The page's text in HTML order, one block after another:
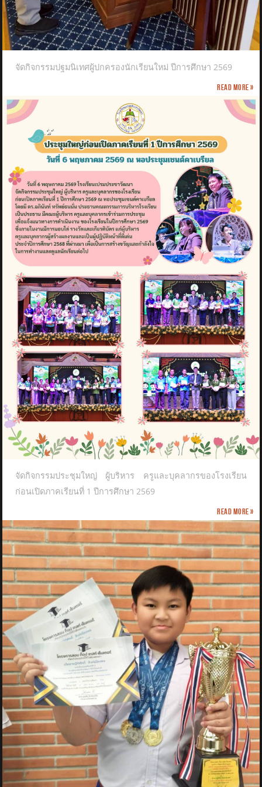
จัดกิจกรรมปฐมนิเทศผู้ปกครองนักเรียนใหม่ ปีการศึกษา 2569
Read more »
จัดกิจกรรมประชุมใหญ่ ผู้บริหาร ครูและบุคลากรของโรงเรียน
ก่อนเปิดภาคเรียนที่ 1 ปีการศึกษา 2569
Read more »